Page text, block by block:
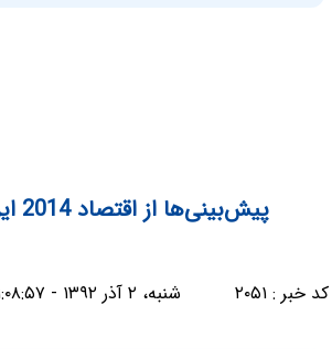
پیش‌بینی‌ها از اقتصاد 2014 ایران و جهان
کد خبر :۲۰۵۱ شنبه، ۲ آذر ۱۳۹۲ - ۰۱:۰۸:۵۷